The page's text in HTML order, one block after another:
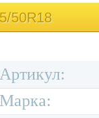
50R18
Артикул:
Марка: